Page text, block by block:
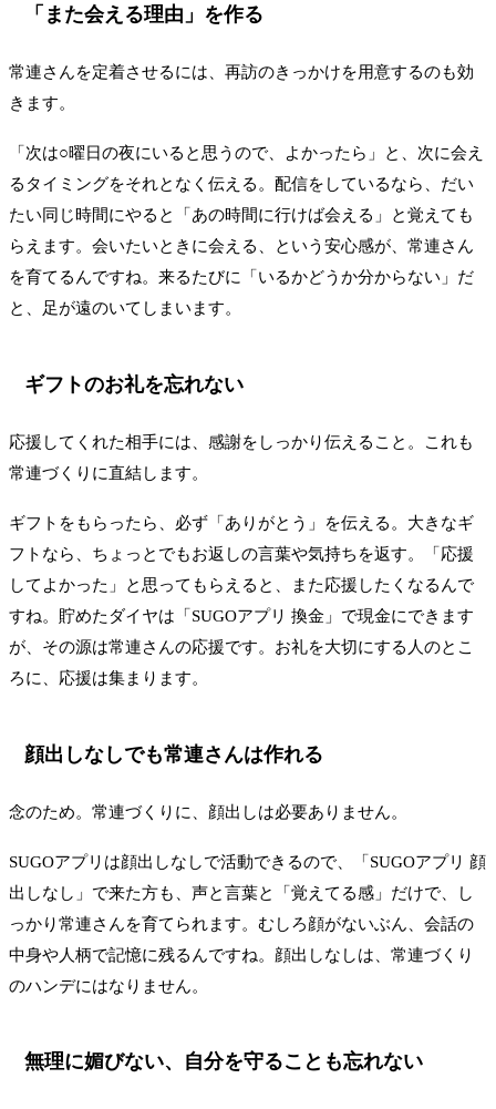
「また会える理由」を作る
常連さんを定着させるには、再訪のきっかけを用意するのも効
きます。
「次は○曜日の夜にいると思うので、よかったら」と、次に会え
るタイミングをそれとなく伝える。配信をしているなら、だい
たい同じ時間にやると「あの時間に行けば会える」と覚えても
らえます。会いたいときに会える、という安心感が、常連さん
を育てるんですね。来るたびに「いるかどうか分からない」だ
と、足が遠のいてしまいます。
ギフトのお礼を忘れない
応援してくれた相手には、感謝をしっかり伝えること。これも
常連づくりに直結します。
ギフトをもらったら、必ず「ありがとう」を伝える。大きなギ
フトなら、ちょっとでもお返しの言葉や気持ちを返す。「応援
してよかった」と思ってもらえると、また応援したくなるんで
すね。貯めたダイヤは「SUGOアプリ 換金」で現金にできます
が、その源は常連さんの応援です。お礼を大切にする人のとこ
ろに、応援は集まります。
顔出しなしでも常連さんは作れる
念のため。常連づくりに、顔出しは必要ありません。
SUGOアプリは顔出しなしで活動できるので、「SUGOアプリ 顔
出しなし」で来た方も、声と言葉と「覚えてる感」だけで、し
っかり常連さんを育てられます。むしろ顔がないぶん、会話の
中身や人柄で記憶に残るんですね。顔出しなしは、常連づくり
のハンデにはなりません。
無理に媚びない、自分を守ることも忘れない